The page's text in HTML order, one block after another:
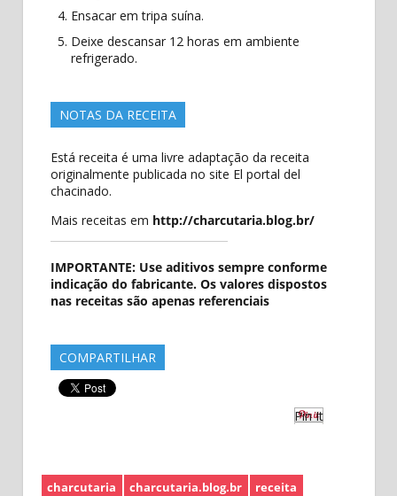
Ensacar em tripa suína.
Deixe descansar 12 horas em ambiente
refrigerado.
NOTAS DA RECEITA
Está receita é uma livre adaptação da receita
originalmente publicada no site El portal del
chacinado.
Mais receitas em http://charcutaria.blog.br/
IMPORTANTE: Use aditivos sempre conforme
indicação do fabricante. Os valores dispostos
nas receitas são apenas referenciais
COMPARTILHAR
Pin It
charcutaria charcutaria.blog.br receita